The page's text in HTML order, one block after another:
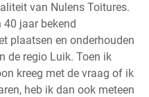
van Nulens Toitures.
40 jaar bekend
plaatsen en onderhouden
de regio Luik. Toen ik
kreeg met de vraag of ik
heb ik dan ook meteen